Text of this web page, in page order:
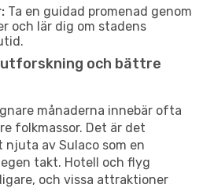
Ta en guidad promenad genom
och lär dig om stadens
utforskning och bättre
månaderna innebär ofta
folkmassor. Det är det
av Sulaco som en
takt. Hotell och flyg
och vissa attraktioner